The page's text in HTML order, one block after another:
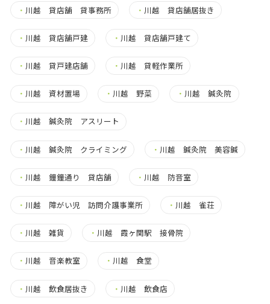
・ 川越 貸店舗 貸事務所 ・ 川越 貸店舗居抜き
・ 川越 貸店舗戸建 ・ 川越 貸店舗戸建て
・ 川越 貸戸建店舗 ・ 川越 貸軽作業所
・ 川越 資材置場 ・ 川越 野菜 ・ 川越 鍼灸院
・ 川越 鍼灸院 アスリート
・ 川越 鍼灸院 クライミング ・ 川越 鍼灸院 美容鍼
・ 川越 鐘鐘通り 貸店舗 ・ 川越 防音室
・ 川越 障がい児 訪問介護事業所 ・ 川越 雀荘
・ 川越 雑貨 ・ 川越 霞ヶ関駅 接骨院
・ 川越 音楽教室 ・ 川越 食堂
・ 川越 飲食居抜き ・ 川越 飲食店